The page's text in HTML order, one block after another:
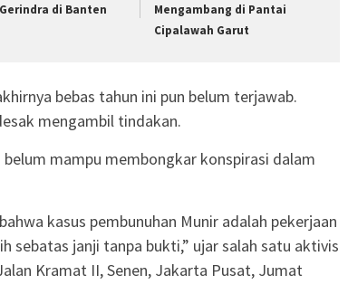
Gerindra di Banten
Mengambang di Pantai
Cipalawah Garut
bebas tahun ini pun belum terjawab.
mengambil tindakan.
mampu membongkar konspirasi dalam
kasus pembunuhan Munir adalah pekerjaan
sebatas janji tanpa bukti,” ujar salah satu aktivis
Kramat II, Senen, Jakarta Pusat, Jumat